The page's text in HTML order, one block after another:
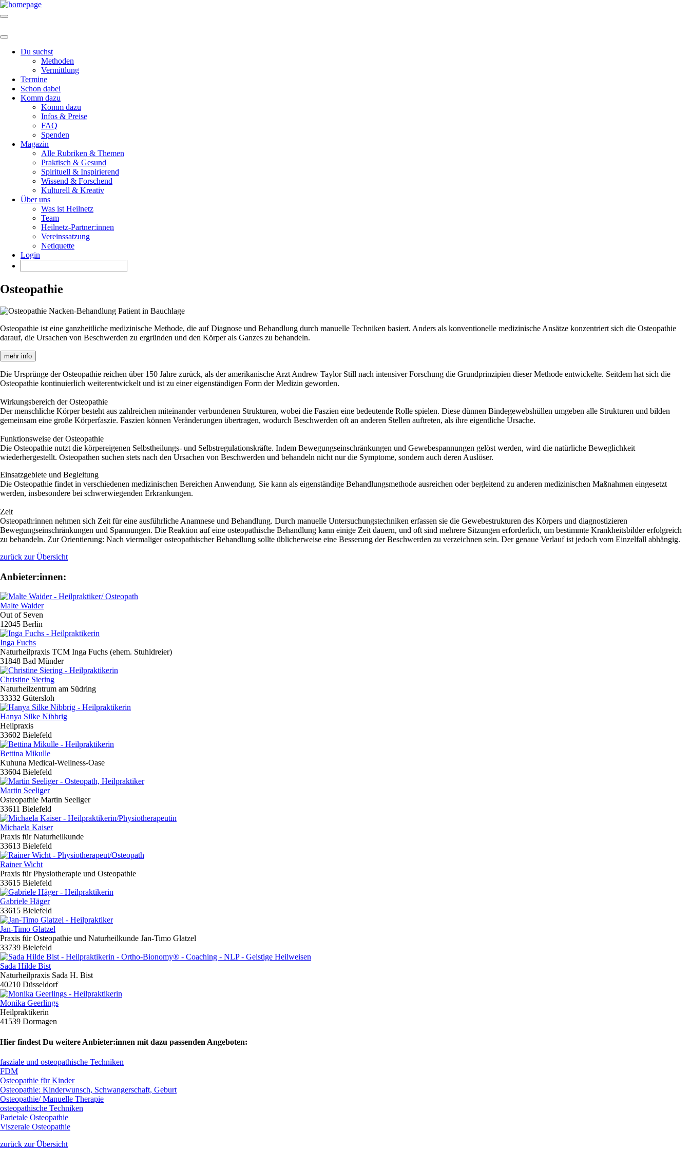
Du suchst
Methoden
Vermittlung
Termine
Schon dabei
Komm dazu
Komm dazu
Infos & Preise
FAQ
Spenden
Magazin
Alle Rubriken & Themen
Praktisch & Gesund
Spirituell & Inspirierend
Wissend & Forschend
Kulturell & Kreativ
Über uns
Was ist Heilnetz
Team
Heilnetz-Partner:innen
Vereinssatzung
Netiquette
Login
Osteopathie
Osteopathie ist eine ganzheitliche medizinische Methode, die auf Diagnose und Behandlung durch manuelle Techniken basiert. Anders als konventionelle medizinische Ansätze konzentriert sich die Osteopathie
darauf, die Ursachen von Beschwerden zu ergründen und den Körper als Ganzes zu behandeln.
mehr info
Die Ursprünge der Osteopathie reichen über 150 Jahre zurück, als der amerikanische Arzt Andrew Taylor Still nach intensiver Forschung die Grundprinzipien dieser Methode entwickelte. Seitdem hat sich die
Osteopathie kontinuierlich weiterentwickelt und ist zu einer eigenständigen Form der Medizin geworden.
Wirkungsbereich der Osteopathie
Der menschliche Körper besteht aus zahlreichen miteinander verbundenen Strukturen, wobei die Faszien eine bedeutende Rolle spielen. Diese dünnen Bindegewebshüllen umgeben alle Strukturen und bilden
gemeinsam eine große Körperfaszie. Faszien können Veränderungen übertragen, wodurch Beschwerden oft an anderen Stellen auftreten, als ihre eigentliche Ursache.
Funktionsweise der Osteopathie
Die Osteopathie nutzt die körpereigenen Selbstheilungs- und Selbstregulationskräfte. Indem Bewegungseinschränkungen und Gewebespannungen gelöst werden, wird die natürliche Beweglichkeit
wiederhergestellt. Osteopathen suchen stets nach den Ursachen von Beschwerden und behandeln nicht nur die Symptome, sondern auch deren Auslöser.
Einsatzgebiete und Begleitung
Die Osteopathie findet in verschiedenen medizinischen Bereichen Anwendung. Sie kann als eigenständige Behandlungsmethode ausreichen oder begleitend zu anderen medizinischen Maßnahmen eingesetzt
werden, insbesondere bei schwerwiegenden Erkrankungen.
Zeit
Osteopath:innen nehmen sich Zeit für eine ausführliche Anamnese und Behandlung. Durch manuelle Untersuchungstechniken erfassen sie die Gewebestrukturen des Körpers und diagnostizieren
Bewegungseinschränkungen und Spannungen. Die Reaktion auf eine osteopathische Behandlung kann einige Zeit dauern, und oft sind mehrere Sitzungen erforderlich, um bestimmte Krankheitsbilder erfolgreich
zu behandeln. Zur Orientierung: Nach viermaliger osteopathischer Behandlung sollte üblicherweise eine Besserung der Beschwerden zu verzeichnen sein. Der genaue Verlauf ist jedoch vom Einzelfall abhängig.
zurück zur Übersicht
Anbieter:innen:
Malte Waider
Out of Seven
12045 Berlin
Inga Fuchs
Naturheilpraxis TCM Inga Fuchs (ehem. Stuhldreier)
31848 Bad Münder
Christine Siering
Naturheilzentrum am Südring
33332 Gütersloh
Hanya Silke Nibbrig
Heilpraxis
33602 Bielefeld
Bettina Mikulle
Kuhuna Medical-Wellness-Oase
33604 Bielefeld
Martin Seeliger
Osteopathie Martin Seeliger
33611 Bielefeld
Michaela Kaiser
Praxis für Naturheilkunde
33613 Bielefeld
Rainer Wicht
Praxis für Physiotherapie und Osteopathie
33615 Bielefeld
Gabriele Häger
33615 Bielefeld
Jan-Timo Glatzel
Praxis für Osteopathie und Naturheilkunde Jan-Timo Glatzel
33739 Bielefeld
Sada Hilde Bist
Naturheilpraxis Sada H. Bist
40210 Düsseldorf
Monika Geerlings
Heilpraktikerin
41539 Dormagen
Hier findest Du weitere Anbieter:innen mit dazu passenden Angeboten:
fasziale und osteopathische Techniken
FDM
Osteopathie für Kinder
Osteopathie: Kinderwunsch, Schwangerschaft, Geburt
Osteopathie/ Manuelle Therapie
osteopathische Techniken
Parietale Osteopathie
Viszerale Osteopathie
zurück zur Übersicht